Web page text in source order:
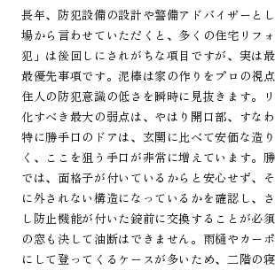
長年、防犯設備の設計や警備アドバイザーと
場から言わせていただくと、多くの住宅リフ
犯」は後回しにされがちな項目ですが、実は
最優先事項です。泥棒は家の作りをプロの視点
住人の防犯意識の低さを瞬時に見抜きます。
化すべき最大の弱点は、やはり開口部、すなわ
特に勝手口のドアは、玄関に比べて安価な造
く、ここを狙う手口が非常に増えています。
では、面格子が付いているからと安心せず、
に外されない構造になっているかを確認し、
し防止機能が付いた錠前に交換することが必
の窓も決して油断はできません。雨樋やカー
にして登ってくるケースが多いため、二階の